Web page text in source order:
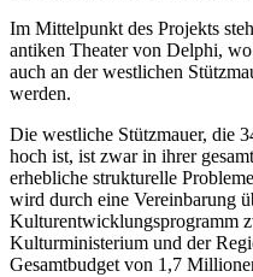
Im Mittelpunkt des Projekts
antiken Theater von Delphi,
auch an der westlichen
werden.
Die westliche Stützmauer, die
hoch ist, ist zwar in ihrer
erhebliche strukturelle
wird durch eine Vereinbarung
Kulturentwicklungsprogramm
Kulturministerium und der
Gesamtbudget von 1,7